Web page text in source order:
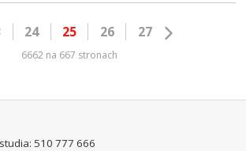
24 25 26 27
6662 na 667 stronach
510 777 666